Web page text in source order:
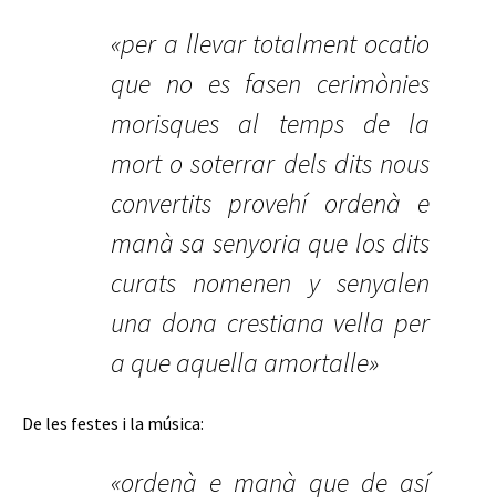
«per a llevar totalment ocatio
que no es fasen cerimònies
morisques al temps de la
mort o soterrar dels dits nous
convertits provehí ordenà e
manà sa senyoria que los dits
curats nomenen y senyalen
una dona crestiana vella per
a que aquella amortalle»
De les festes i la música:
«ordenà e manà que de así